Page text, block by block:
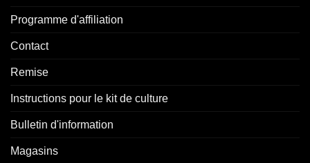
Programme d'affiliation
Contact
Remise
Instructions pour le kit de culture
Bulletin d'information
Magasins